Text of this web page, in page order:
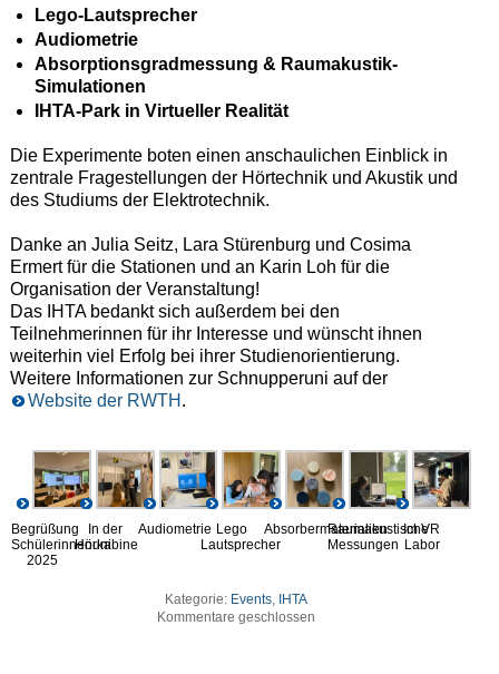
Lego-Lautsprecher
Audiometrie
Absorptionsgradmessung & Raumakustik-
Simulationen
IHTA-Park in Virtueller Realität
Die Experimente boten einen anschaulichen Einblick in
zentrale Fragestellungen der Hörtechnik und Akustik und
des Studiums der Elektrotechnik.
Danke an Julia Seitz, Lara Stürenburg und Cosima
Ermert für die Stationen und an Karin Loh für die
Organisation der Veranstaltung!
Das IHTA bedankt sich außerdem bei den
Teilnehmerinnen für ihr Interesse und wünscht ihnen
weiterhin viel Erfolg bei ihrer Studienorientierung.
Weitere Informationen zur Schnupperuni auf der
Website der RWTH .
Begrüßung
Schülerinnenuni
2025
In der
Hörkabine
Audiometrie Lego
Lautsprecher
Absorbermaterialien
Raumakustische
Messungen
Im VR
Labor
Kategorie: Events, IHTA
Kommentare geschlossen